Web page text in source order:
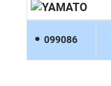
099086